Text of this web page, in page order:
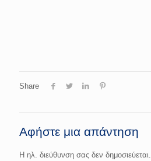
Share
Αφήστε μια απάντηση
Η ηλ. διεύθυνση σας δεν δημοσιεύεται.